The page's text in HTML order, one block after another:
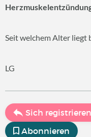
Seit welchem Alter liegt
LG
Sich
Abonnieren